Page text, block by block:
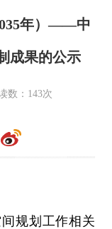
年）——中
成果的公示
数： 143次
规划工作相关